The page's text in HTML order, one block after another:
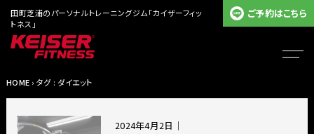
田町芝浦のパーソナルトレーニングジム「カイザーフィッ
トネス」
ご予約はこちら
HOME › タグ : ダイエット
2024年4月2日 ｜